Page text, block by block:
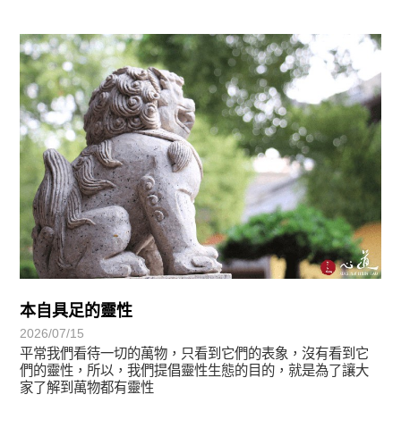
本自具足的靈性
2026/07/15
平常我們看待一切的萬物，只看到它們的表象，沒有看到它
們的靈性，所以，我們提倡靈性生態的目的，就是為了讓大
家了解到萬物都有靈性
學習分享